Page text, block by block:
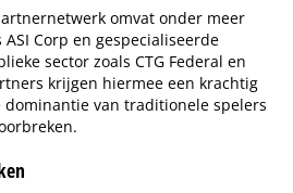
omvat onder meer
Corp en gespecialiseerde
sector zoals CTG Federal en
krijgen hiermee een krachtig
van traditionele spelers